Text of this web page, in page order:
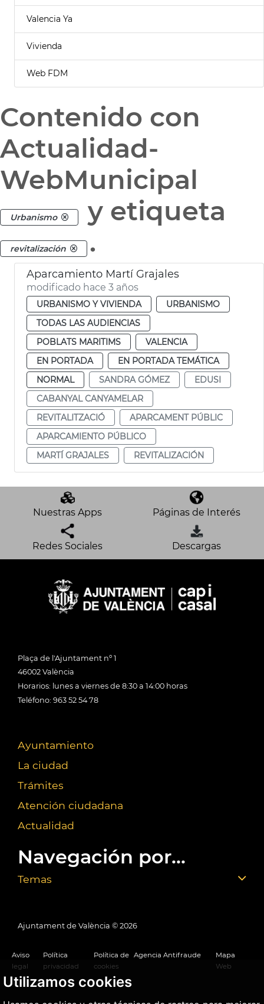
Utilizamos cookies
Valencia Ya
Vivienda
Web FDM
Contenido con
Actualidad-
WebMunicipal
Urbanismo y etiqueta
revitalización .
Aparcamiento Martí Grajales
modificado hace 3 años
URBANISMO Y VIVIENDA
URBANISMO
TODAS LAS AUDIENCIAS
POBLATS MARITIMS
VALENCIA
EN PORTADA
EN PORTADA TEMÁTICA
NORMAL
SANDRA GÓMEZ
EDUSI
CABANYAL CANYAMELAR
REVITALITZACIÓ
APARCAMENT PÚBLIC
APARCAMIENTO PÚBLICO
MARTÍ GRAJALES
REVITALIZACIÓN
Nuestras Apps Páginas de Interés
Redes Sociales Descargas
Plaça de l'Ajuntament nº 1
46002 València
Horarios: lunes a viernes de 8:30 a 14:00 horas
Teléfono: 963 52 54 78
Ayuntamiento
La ciudad
Trámites
Atención ciudadana
Actualidad
Navegación por...
Temas
Ajuntament de València © 2026
Aviso
legal
Política
privacidad
Política de
cookies
Agencia Antifraude
Mapa
Web